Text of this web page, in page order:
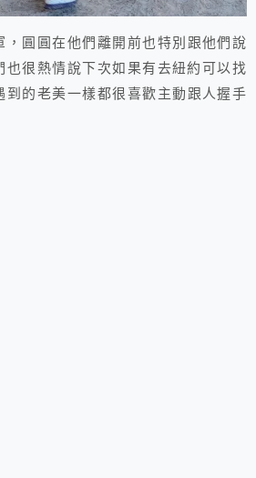
，圓圓在他們離開前也特別跟他們說
也很熱情說下次如果有去紐約可以找
到的老美一樣都很喜歡主動跟人握手